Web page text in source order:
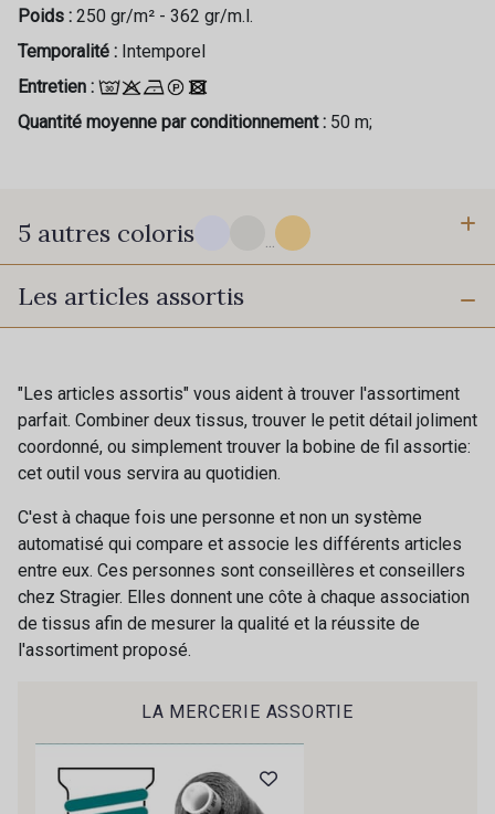
Poids : 250 gr/m² - 362 gr/m.l.
Temporalité : Intemporel
Entretien :
Quantité moyenne par conditionnement : 50 m;
5 autres coloris ...
050 - Blanc
070 - Rose
Les articles assortis
"Les articles assortis" vous aident à trouver l'assortiment
parfait. Combiner deux tissus, trouver le petit détail joliment
coordonné, ou simplement trouver la bobine de fil assortie:
cet outil vous servira au quotidien.
C'est à chaque fois une personne et non un système
automatisé qui compare et associe les différents articles
entre eux. Ces personnes sont conseillères et conseillers
chez Stragier. Elles donnent une côte à chaque association
de tissus afin de mesurer la qualité et la réussite de
l'assortiment proposé.
LA MERCERIE ASSORTIE